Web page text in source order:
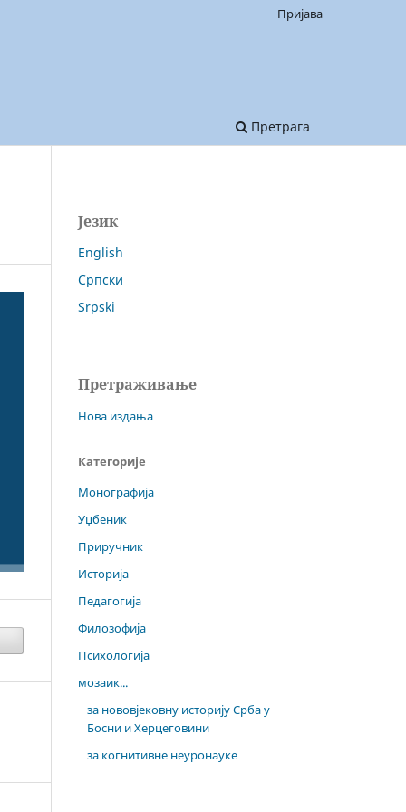
Претрага
Пријава
Језик
English
Српски
Srpski
Претраживање
Нова издања
Категорије
Монографија
Уџбеник
Приручник
Историја
Педагогија
Филозофија
Психологија
мозаик...
за нововјековну историју Срба у
Босни и Херцеговини
за когнитивне неуронауке